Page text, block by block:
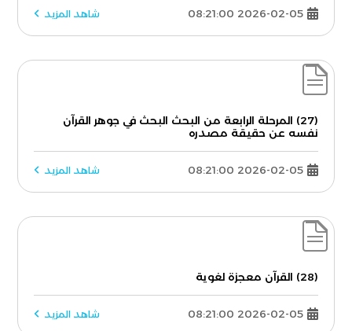
2026-02-05 08:21:00 شاهد المزيد
(27) المرحلة الرابعة من البحث البحث في جوهر القرآن
نفسه عن حقيقة مصدره
2026-02-05 08:21:00 شاهد المزيد
(28) القرآن معجزة لغوية
2026-02-05 08:21:00 شاهد المزيد